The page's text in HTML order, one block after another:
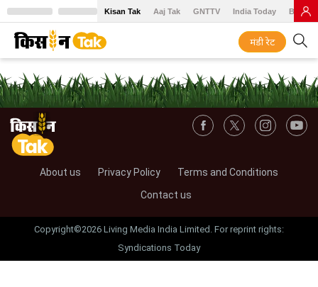
Kisan Tak Aaj Tak GNTTV India Today BT
मंडी रेट
About us Privacy Policy
Terms and Conditions
Contact us
Copyright©2026 Living Media India Limited. For reprint rights:
Syndications Today